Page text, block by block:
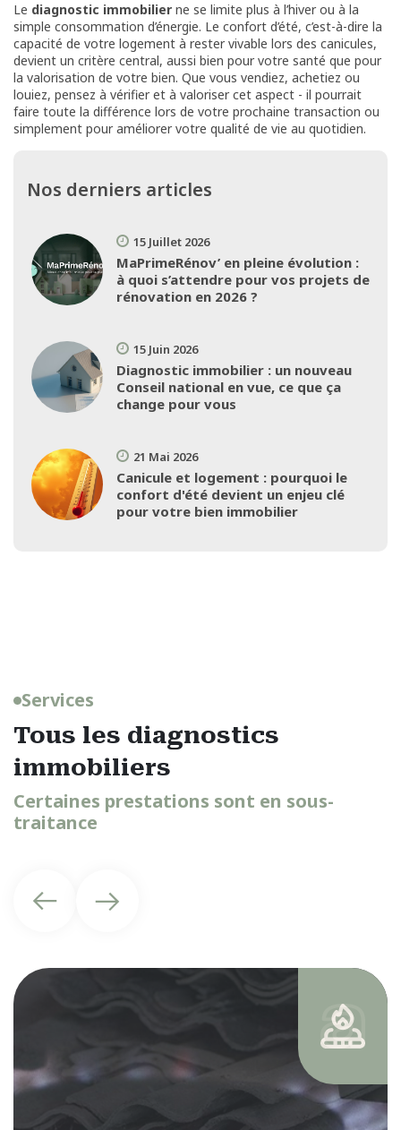
Le diagnostic immobilier ne se limite plus à l’hiver ou à la
simple consommation d’énergie. Le confort d’été, c’est-à-dire la
capacité de votre logement à rester vivable lors des canicules,
devient un critère central, aussi bien pour votre santé que pour
la valorisation de votre bien. Que vous vendiez, achetiez ou
louiez, pensez à vérifier et à valoriser cet aspect - il pourrait
faire toute la différence lors de votre prochaine transaction ou
simplement pour améliorer votre qualité de vie au quotidien.
Nos derniers articles
15 Juillet 2026
MaPrimeRénov’ en pleine évolution :
à quoi s’attendre pour vos projets de
rénovation en 2026 ?
15 Juin 2026
Diagnostic immobilier : un nouveau
Conseil national en vue, ce que ça
change pour vous
21 Mai 2026
Canicule et logement : pourquoi le
confort d'été devient un enjeu clé
pour votre bien immobilier
Services
Tous les diagnostics
immobiliers
Certaines prestations sont en sous-
traitance